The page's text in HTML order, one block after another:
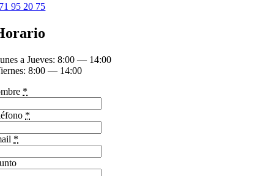
95 20 75
a Jueves: 8:00 — 14:00
8:00 — 14:00
*
*
*